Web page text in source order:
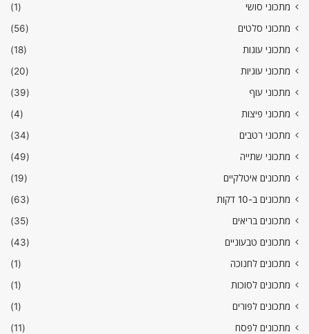
מתכוני סושי
(1)
מתכוני סלטים
(56)
מתכוני עוגות
(18)
מתכוני עוגיות
(20)
מתכוני עוף
(39)
מתכוני פיצות
(4)
מתכוני רטבים
(34)
מתכוני שתייה
(49)
מתכונים איטלקיים
(19)
מתכונים ב-10 דקות
(63)
מתכונים בריאים
(35)
מתכונים טבעוניים
(43)
מתכונים לחנוכה
(1)
מתכונים לסוכות
(1)
מתכונים לפורים
(1)
מתכונים לפסח
(11)